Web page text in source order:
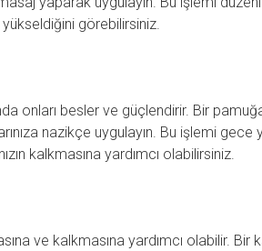
yükseldiğini görebilirsiniz.
onları besler ve güçlendirir. Bir
nazikçe uygulayın. Bu işlemi gece
kalkmasına yardımcı olabilirsiniz.
ve kalkmasına yardımcı olabilir. Bir